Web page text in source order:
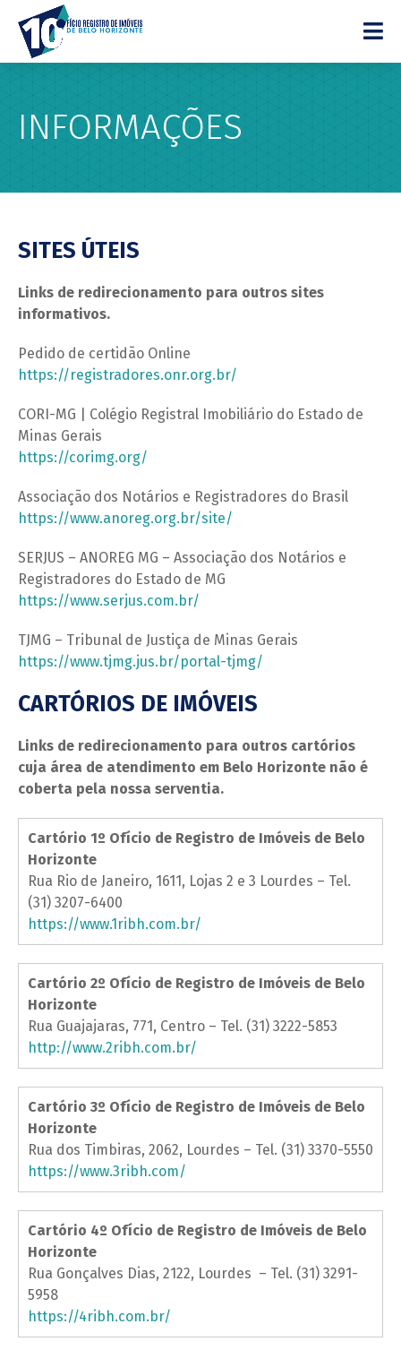
INFORMAÇÕES
SITES ÚTEIS
Links de redirecionamento para outros sites
informativos.
Pedido de certidão Online
https://registradores.onr.org.br/
CORI-MG | Colégio Registral Imobiliário do Estado de
Minas Gerais
https://corimg.org/
Associação dos Notários e Registradores do Brasil
https://www.anoreg.org.br/site/
SERJUS – ANOREG MG – Associação dos Notários e
Registradores do Estado de MG
https://www.serjus.com.br/
TJMG – Tribunal de Justiça de Minas Gerais
https://www.tjmg.jus.br/portal-tjmg/
CARTÓRIOS DE IMÓVEIS
Links de redirecionamento para outros cartórios
cuja área de atendimento em Belo Horizonte não é
coberta pela nossa serventia.
Cartório 1º Ofício de Registro de Imóveis de Belo
Horizonte
Rua Rio de Janeiro, 1611, Lojas 2 e 3 Lourdes – Tel.
(31) 3207-6400
https://www.1ribh.com.br/
Cartório 2º Ofício de Registro de Imóveis de Belo
Horizonte
Rua Guajajaras, 771, Centro – Tel. (31) 3222-5853
http://www.2ribh.com.br/
Cartório 3º Ofício de Registro de Imóveis de Belo
Horizonte
Rua dos Timbiras, 2062, Lourdes – Tel. (31) 3370-5550
https://www.3ribh.com/
Cartório 4º Ofício de Registro de Imóveis de Belo
Horizonte
Rua Gonçalves Dias, 2122, Lourdes – Tel. (31) 3291-
5958
https://4ribh.com.br/